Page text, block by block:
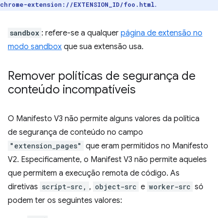
chrome-extension://EXTENSION_ID/foo.html.
sandbox : refere-se a qualquer página de extensão no
modo sandbox que sua extensão usa.
Remover políticas de segurança de
conteúdo incompatíveis
O Manifesto V3 não permite alguns valores da política
de segurança de conteúdo no campo
"extension_pages" que eram permitidos no Manifesto
V2. Especificamente, o Manifest V3 não permite aqueles
que permitem a execução remota de código. As
diretivas script-src, , object-src e worker-src só
podem ter os seguintes valores: